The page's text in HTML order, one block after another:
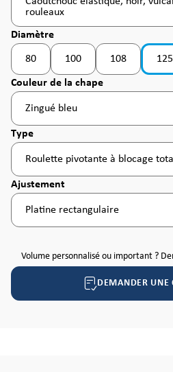
rouleaux
Sélectionnez
Diamètre
80
(Cette option n'est pas disponible
100
(Cette option n'est pas
108
(Cette option
125
Sélectionnez
Couleur de la chape
Zingué bleu
Sélectionnez
Type
Roulette pivotante à blocage total
Sélectionnez
Ajustement
Platine rectangulaire
Volume personnalisé ou important ?
DEMANDER UNE